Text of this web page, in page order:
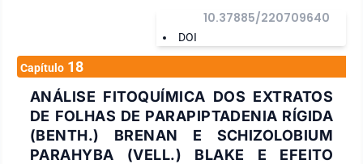
DOI
10.37885/220709640
Capítulo 18
ANÁLISE FITOQUÍMICA DOS EXTRATOS
DE FOLHAS DE PARAPIPTADENIA RÍGIDA
(BENTH.) BRENAN E SCHIZOLOBIUM
PARAHYBA (VELL.) BLAKE E EFEITO